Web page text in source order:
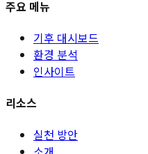
주요 메뉴
기후 대시보드
환경 분석
인사이트
리소스
실천 방안